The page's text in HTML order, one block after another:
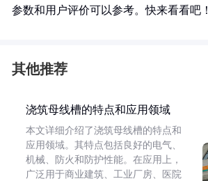
参数和用户评价可以参考。快来看看吧！
其他推荐
浇筑母线槽的特点和应用领域
本文详细介绍了浇筑母线槽的特点和
应用领域。其特点包括良好的电气、
机械、防火和防护性能。在应用上，
广泛用于商业建筑、工业厂房、医院